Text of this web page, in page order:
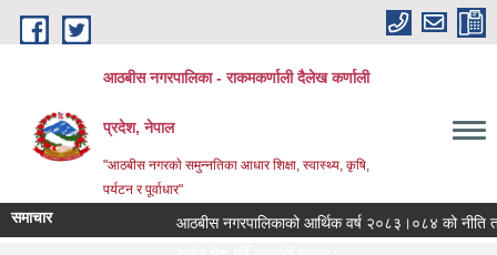
Skip to main content
आठबीस नगरपालिका - राकमकर्णाली दैलेख कर्णाली
प्रदेश, नेपाल
"आठबीस नगरकाे समुन्नतिका आधार शिक्षा, स्वास्थ्य, कृषि,
पर्यटन र पूर्वाधार"
समाचार
आठबीस नगरपालिकाको आर्थिक वर्ष २०८३।०८४ को नीति तथा